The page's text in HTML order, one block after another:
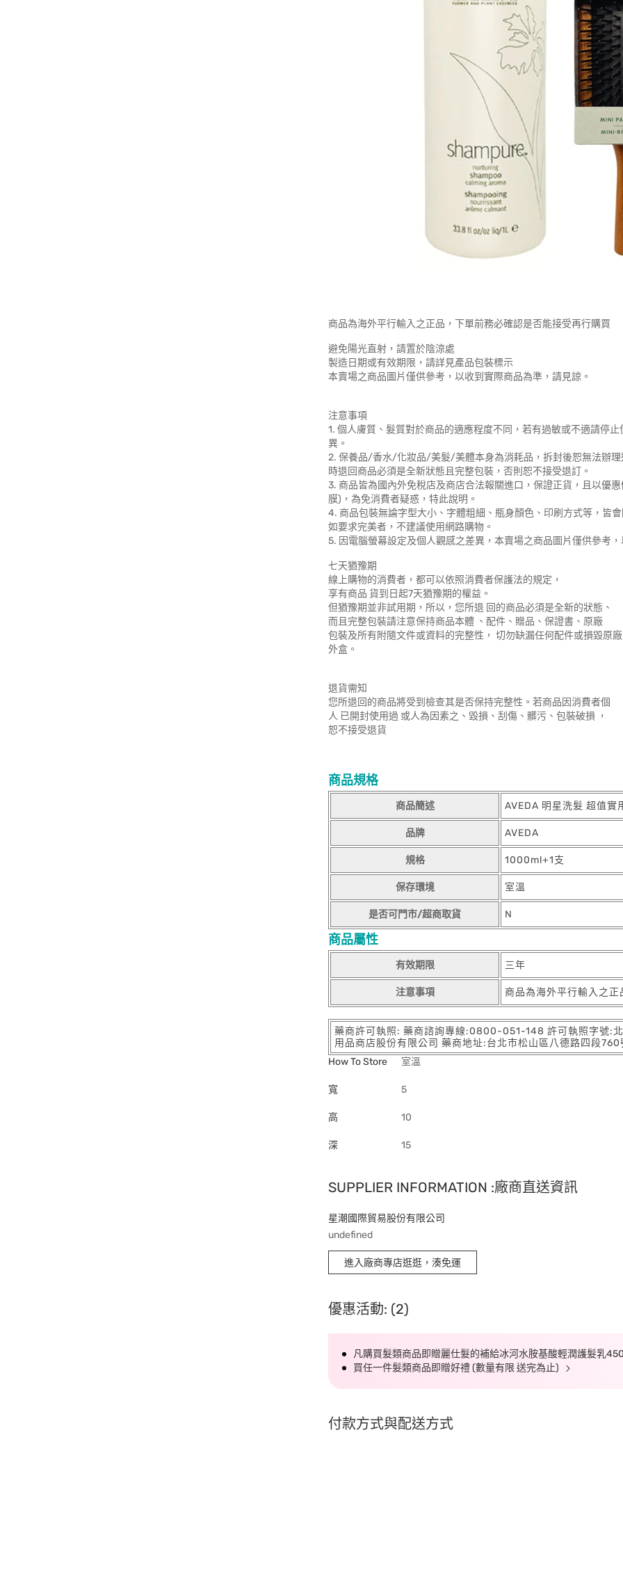
商品為海外平行輸入之正品，下單前務必確認是否能接受再行購買
避免陽光直射，請置於陰涼處
製造日期或有效期限，請詳見產品包裝標示
本賣場之商品圖片僅供參考，以收到實際商品為準，請見諒。
注意事項
1. 個人膚質、髮質對於商品的適應程度不同，若有過敏或不適請停
異。
2. 保養品/香水/化妝品/美髮/美體本身為消耗品，拆封後恕無法辦
時退回商品必須是全新狀態且完整包裝，否則恕不接受退訂。
3. 商品皆為國內外免稅店及商店合法報關進口，保證正貨，且以優
膜)，為免消費者疑惑，特此說明。
4. 商品包裝無論字型大小、字體粗細、瓶身顏色、印刷方式等，皆
如要求完美者，不建議使用網路購物。
5. 因電腦螢幕設定及個人觀感之差異，本賣場之商品圖片僅供參考
七天猶豫期
線上購物的消費者，都可以依照消費者保護法的規定，
享有商品 貨到日起7天猶豫期的權益。
但猶豫期並非試用期，所以，您所退 回的商品必須是全新的狀態、
而且完整包裝請注意保持商品本體 、配件、贈品、保證書、原廠
包裝及所有附隨文件或資料的完整性， 切勿缺漏任何配件或損毀原廠
外盒。
退貨需知
您所退回的商品將受到檢查其是否保持完整性。若商品因消費者個
人 已開封使用過 或人為因素之、毀損、刮傷、髒污、包裝破損 ，
恕不接受退貨
商品規格
商品簡述 AVEDA 明星洗髮 超值實
品牌 AVEDA
規格 1000ml+1支
保存環境 室溫
是否可門市/超商取貨 N
商品屬性
有效期限 三年
注意事項 商品為海外平行輸入之
藥商許可執照: 藥商諮詢專線:0800-051-148 許可執照字號:
用品商店股份有限公司 藥商地址:台北市松山區八德路四段
How To Store
室溫
寬 5
高 10
深 15
SUPPLIER INFORMATION :廠商直送資訊
星潮國際貿易股份有限公司
undefined
進入廠商專店逛逛，湊免運
優惠活動: (2)
凡購買髮類商品即贈麗仕髮的補給冰河水胺基酸輕潤護髮乳
買任一件髮類商品即贈好禮 (數量有限 送完為止)
付款方式與配送方式